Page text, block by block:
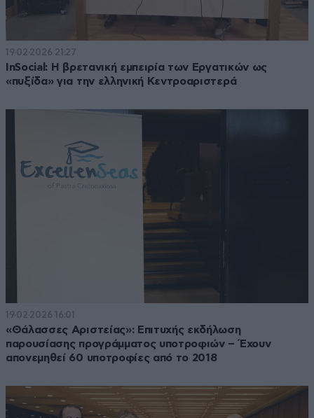
19·02·2026 21:27
InSocial: Η βρετανική εμπειρία των Εργατικών ως
«πυξίδα» για την ελληνική Κεντροαριστερά
19·02·2026 16:01
«Θάλασσες Αριστείας»: Επιτυχής εκδήλωση
παρουσίασης προγράμματος υποτροφιών – Έχουν
απονεμηθεί 60 υποτροφίες από το 2018